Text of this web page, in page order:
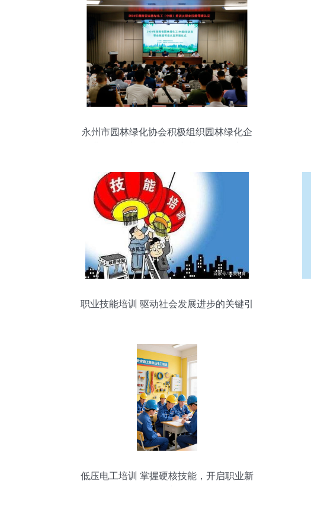
永州市园林绿化协会积极组织园林绿化企
职业技能培训 驱动社会发展进步的关键引
低压电工培训 掌握硬核技能，开启职业新